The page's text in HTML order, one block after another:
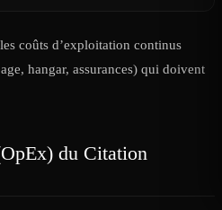
coûts d’exploitation continus
hangar, assurances) qui doivent
du Citation